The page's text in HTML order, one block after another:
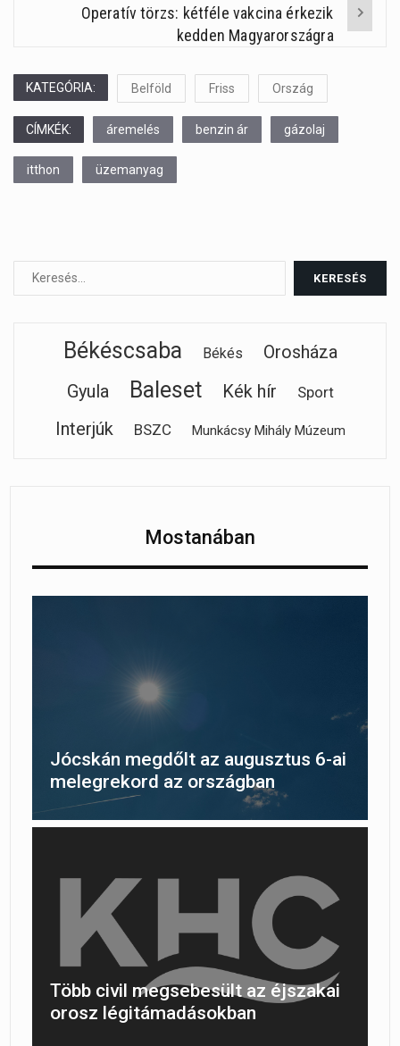
Operatív törzs: kétféle vakcina érkezik
kedden Magyarországra
KATEGÓRIA: Belföld Friss Ország
CÍMKÉK: áremelés benzin ár gázolaj
itthon üzemanyag
Békéscsaba Békés
Orosháza
Gyula
Baleset Kék hír Sport
Interjúk BSZC Munkácsy Mihály Múzeum
Mostanában
Jócskán megdőlt az augusztus 6-ai
melegrekord az országban
Több civil megsebesült az éjszakai
orosz légitámadásokban